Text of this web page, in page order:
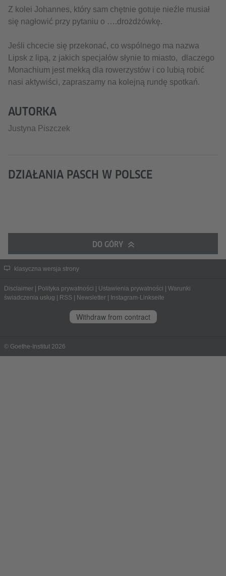
Z kolei Johannes, który sam chętnie gotuje nieźle musiał
się nagłowić przy pytaniu o ….drożdżówkę.
Jeśli chcecie się przekonać, co wspólnego ma nazwa
Lipsk z lipą, z jakich specjałów słynie to miasto, dlaczego
Monachium jest mekką dla rowerzystów i co lubią robić
nasi aktywiści, zapraszamy na kolejną rundę spotkań.
AUTORKA
Justyna Piszczek
DZIAŁANIA PASCH W POLSCE
DO GÓRY
klasyczna wersja strony
Disclaimer Polityka prywatności Ustawienia prywatności
Warunki
świadczenia usług
RSS Newsletter Instagram-Linkseite
Withdraw from contract
© Goethe-Institut 2026